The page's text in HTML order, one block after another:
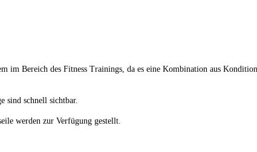
Bereich des Fitness Trainings, da es eine Kombination aus
sind schnell sichtbar.
werden zur Verfügung gestellt.